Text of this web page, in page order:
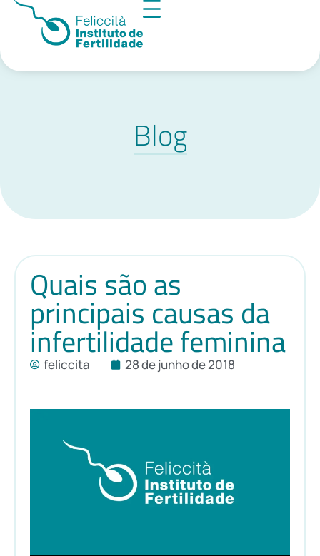
Blog
Quais são as
principais causas da
infertilidade feminina
feliccita 28 de junho de 2018